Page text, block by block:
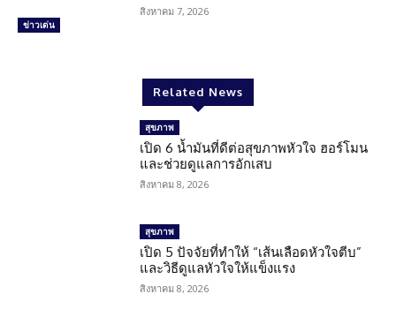
ข่าวเด่น
สิงหาคม 7, 2026
Related News
สุขภาพ
เปิด 6 น้ำมันที่ดีต่อสุขภาพหัวใจ ฮอร์โมน
และช่วยดูแลการอักเสบ
สิงหาคม 8, 2026
สุขภาพ
เปิด 5 ปัจจัยที่ทำให้ “เส้นเลือดหัวใจตีบ”
และวิธีดูแลหัวใจให้แข็งแรง
สิงหาคม 8, 2026